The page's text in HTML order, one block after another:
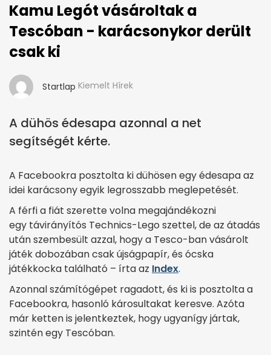
Kamu Legót vásároltak a
Tescóban - karácsonykor derült
csak ki
Startlap Kiemelt Hírek
A dühös édesapa azonnal a net
segítségét kérte.
A Facebookra posztolta ki dühösen egy édesapa az
idei karácsony egyik legrosszabb meglepetését.
A férfi a fiát szerette volna megajándékozni
egy távirányítós Technics-Lego szettel, de az átadás
után szembesült azzal, hogy a Tesco-ban vásárolt
játék dobozában csak újságpapír, és ócska
játékkocka található – írta az Index.
Azonnal számítógépet ragadott, és ki is posztolta a
Facebookra, hasonló károsultakat keresve. Azóta
már ketten is jelentkeztek, hogy ugyanígy jártak,
szintén egy Tescóban.